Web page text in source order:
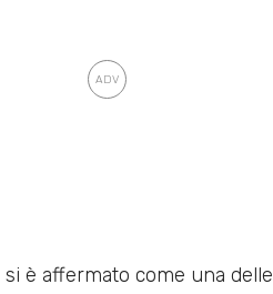
si è affermato come una